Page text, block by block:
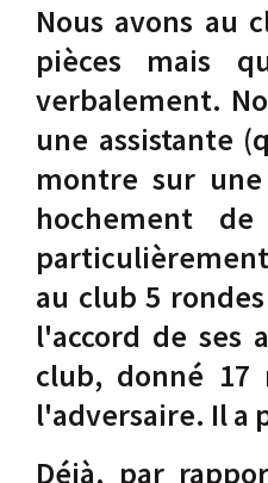
Nous avons au
pièces mais
verbalement.
une assistante
montre sur
hochement
au club 5
l'accord de ses
club, donné
l'adversaire. Il a
Déjà, par